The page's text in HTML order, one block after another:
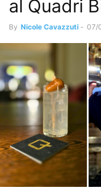
al Quadri
By Nicole Cavazzuti - 07/